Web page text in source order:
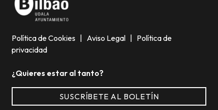
Política de Cookies | Aviso Legal | Política de
privacidad
¿Quieres estar al tanto?
SUSCRÍBETE AL BOLETÍN